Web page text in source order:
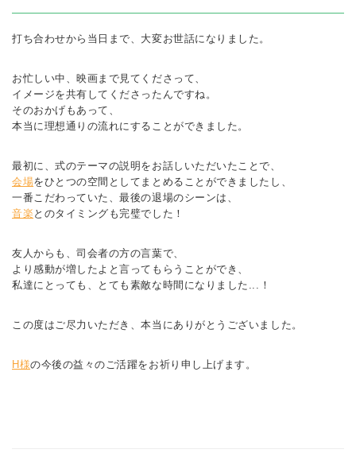
打ち合わせから当日まで、大変お世話になりました。
お忙しい中、映画まで見てくださって、
イメージを共有してくださったんですね。
そのおかげもあって、
本当に理想通りの流れにすることができました。
最初に、式のテーマの説明をお話しいただいたことで、
会場をひとつの空間としてまとめることができましたし、
一番こだわっていた、最後の退場のシーンは、
音楽 とのタイミングも完璧でした！
友人からも、司会者の方の言葉で、
より感動が増したよと言ってもらうことができ、
私達にとっても、とても素敵な時間になりました...！
この度はご尽力いただき、本当にありがとうございました。
H様の今後の益々のご活躍をお祈り申し上げます。